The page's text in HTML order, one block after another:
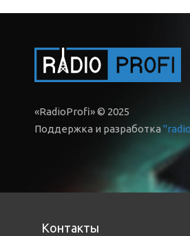
«RadioProfi» © 2025
Поддержка и разработка
Контакты